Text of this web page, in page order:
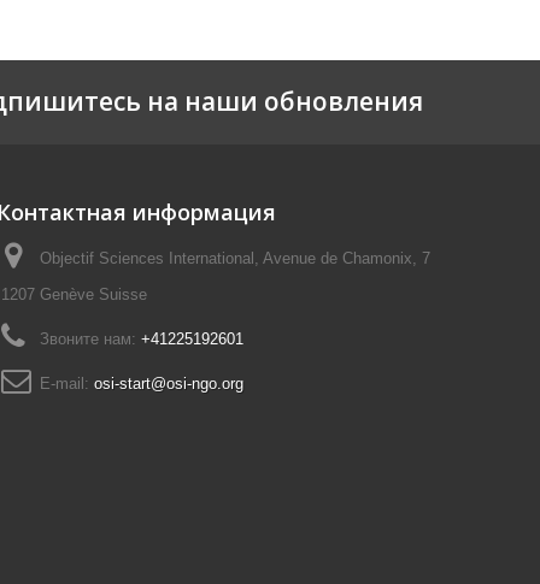
на наши обновления
Контактная информация
Objectif Sciences International, Avenue de Chamonix, 7
1207 Genève Suisse
Звоните нам: +41225192601
E-mail: osi-start@osi-ngo.org